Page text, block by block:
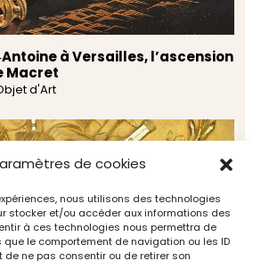
de cookies
nous utilisons des technologies
stocker et/ou accéder aux informations des
à ces technologies nous permettra de
le comportement de navigation ou les ID
de ne pas consentir ou de retirer son
à Versailles, l’ascension
Macret
d'Art